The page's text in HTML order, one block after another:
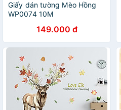
Giấy dán tường Mèo Hồng
WP0074 10M
149.000 đ